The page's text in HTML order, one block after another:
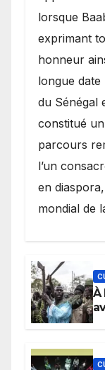
lorsque
exprimant
honneur
longue date
du Sénégal
constitué
parcours
l’un
en
mondial de
À